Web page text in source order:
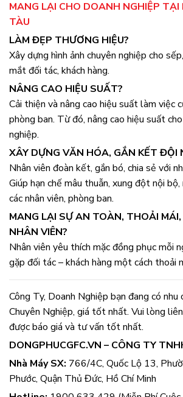
MANG LẠI CHO DOANH NGHIỆP TẠI
TÀU
LÀM ĐẸP THƯƠNG HIỆU?
Xây dựng hình ảnh chuyên nghiệp cho
mắt đối tác, khách hàng.
NÂNG CAO HIỆU SUẤT?
Cải thiện và nâng cao hiệu suất làm việc
phòng ban. Từ đó, nâng cao hiệu suất
nghiệp.
XÂY DỰNG VĂN HÓA, GẮN KẾT ĐỘI
Nhân viên đoàn kết, gắn bó, chia sẻ với
Giúp hạn chế mâu thuẫn, xung đột nội
các nhân viên, phòng ban.
MANG LẠI SỰ AN TOÀN, THOẢI
NHÂN VIÊN?
Nhân viên yêu thích mặc đồng phục mỗi
gặp đối tác – khách hàng một cách thoải
Công Ty, Doanh Nghiệp bạn đang có nhu
Chuyên Nghiệp, giá tốt nhất. Vui lòng
được báo giá và tư vấn tốt nhất.
DONGPHUCGFC.VN – CÔNG TY
Nhà Máy SX: 766/4C, Quốc Lộ 13,
Phước, Quận Thủ Đức, Hồ Chí Minh